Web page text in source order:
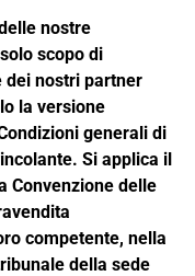
nostre
scopo di
dei nostri partner
la versione
generali di
Si applica il
Convenzione delle
competente, nella
della sede